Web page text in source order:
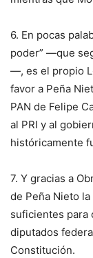
6. En pocas
poder” —que
—, es el propio
favor a Peña
PAN de Felipe
al PRI y al
históricamente
7. Y gracias a
de Peña Nieto
suficientes para
diputados
Constitución.